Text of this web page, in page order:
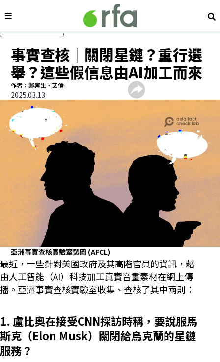
內容分類 搜
事實查核｜關閉星鏈？重行選
舉？這些假信息由AI加工而來
作者：鄭崇生、艾倫
2025.03.13
亞洲事實查核實驗室製圖 (AFCL)
最近，一些針對美國政府及其高階官員的資訊，藉
由人工智能（AI）科技加工真實音畫素材在網上傳
播。亞洲事實查核實驗室收集、查核了其中兩則：
1. 盧比奧在接受CNN採訪時稱，要說服馬
斯克（Elon Musk）關閉給烏克蘭的星鏈
服務？